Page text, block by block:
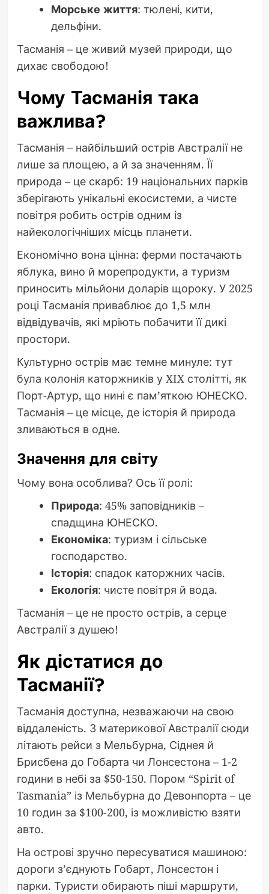
Морське життя: тюлені, кити,
дельфіни.
Тасманія – це живий музей природи, що
дихає свободою!
Чому Тасманія така
важлива?
Тасманія – найбільший острів Австралії не
лише за площею, а й за значенням. Її
природа – це скарб: 19 національних парків
зберігають унікальні екосистеми, а чисте
повітря робить острів одним із
найекологічніших місць планети.
Економічно вона цінна: ферми постачають
яблука, вино й морепродукти, а туризм
приносить мільйони доларів щороку. У 2025
році Тасманія приваблює до 1,5 млн
відвідувачів, які мріють побачити її дикі
простори.
Культурно острів має темне минуле: тут
була колонія каторжників у XIX столітті, як
Порт-Артур, що нині є пам’яткою ЮНЕСКО.
Тасманія – це місце, де історія й природа
зливаються в одне.
Значення для світу
Чому вона особлива? Ось її ролі:
Природа: 45% заповідників –
спадщина ЮНЕСКО.
Економіка: туризм і сільське
господарство.
Історія: спадок каторжних часів.
Екологія: чисте повітря й вода.
Тасманія – це не просто острів, а серце
Австралії з душею!
Як дістатися до
Тасманії?
Тасманія доступна, незважаючи на свою
віддаленість. З материкової Австралії сюди
літають рейси з Мельбурна, Сіднея й
Брисбена до Гобарта чи Лонсестона – 1-2
години в небі за $50-150. Пором “Spirit of
Tasmania” із Мельбурна до Девонпорта – це
10 годин за $100-200, із можливістю взяти
авто.
На острові зручно пересуватися машиною:
дороги з’єднують Гобарт, Лонсестон і
парки. Туристи обирають піші маршрути,